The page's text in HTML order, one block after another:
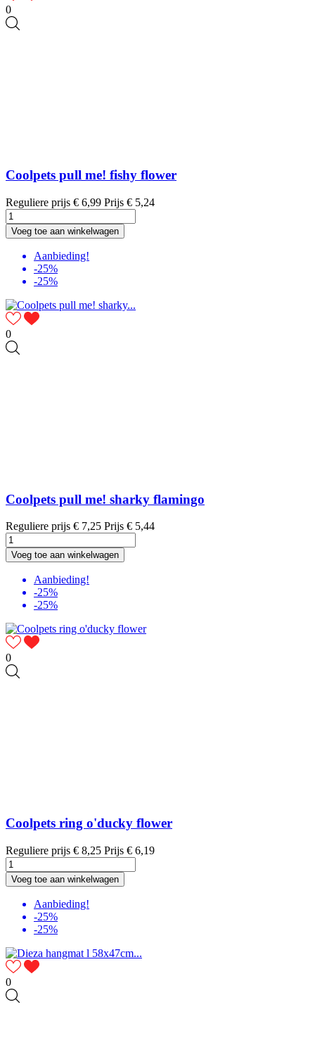
0
Coolpets pull me! fishy flower
Reguliere prijs € 6,99 Prijs € 5,24
Voeg toe aan winkelwagen
Aanbieding!
-25%
-25%
0
Coolpets pull me! sharky flamingo
Reguliere prijs € 7,25 Prijs € 5,44
Voeg toe aan winkelwagen
Aanbieding!
-25%
-25%
0
Coolpets ring o'ducky flower
Reguliere prijs € 8,25 Prijs € 6,19
Voeg toe aan winkelwagen
Aanbieding!
-25%
-25%
0